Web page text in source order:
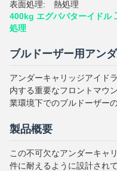
表面処理:
熱処理
400kg エグババターイドル
処理
ブルドーザー用アン
アンダーキャリッジアイド
内する重要なフロントマウ
業環境下でのブルドーザー
製品概要
この不可欠なアンダーキャ
件に耐えるように設計され